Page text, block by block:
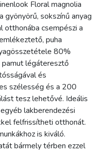
Floral magnolia
gyönyörű, sokszínű anyag
otthonába csempészi a
puha
80%
légáteresztő
és
szélesség és a 200
tesz lehetővé. Ideális
lakberendezési
felfrissítheti otthonát.
is kiváló.
bármely térben ezzel